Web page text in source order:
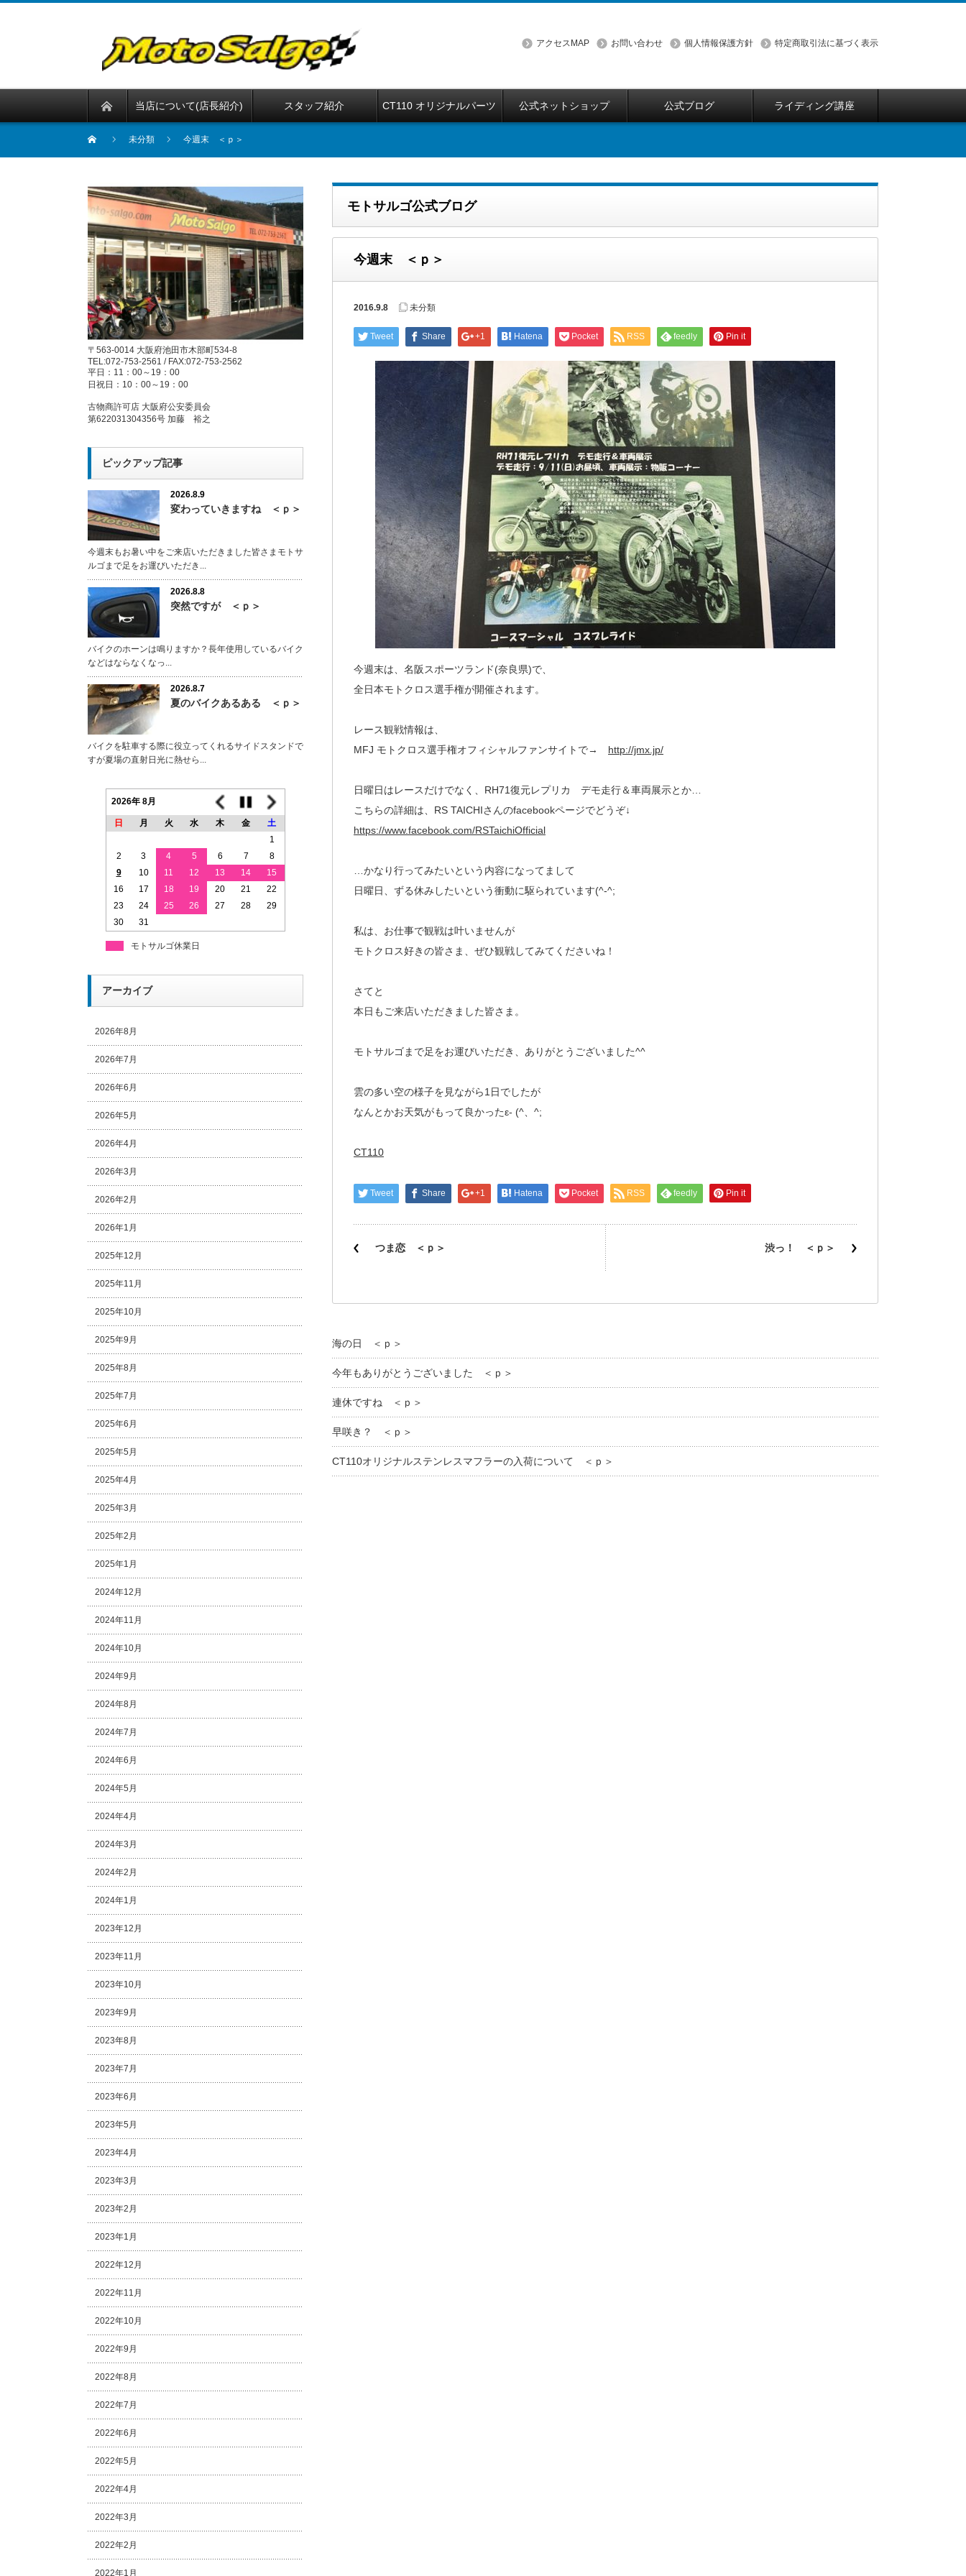
アクセスMAP お問い合わせ 個人情報保護方針 特定商取引法に基づく表示
当店について(店長紹介) スタッフ紹介 CT110 オリジナルパーツ 公式ネットショップ 公式ブログ ライディング講座
未分類 今週末 ＜ｐ＞
モトサルゴ公式ブログ
今週末 ＜ｐ＞
2016.9.8 未分類
Tweet Share +1 Hatena Pocket RSS feedly Pin it
今週末は、名阪スポーツランド(奈良県)で、
全日本モトクロス選手権が開催されます。
レース観戦情報は、
MFJ モトクロス選手権オフィシャルファンサイトで→ http://jmx.jp/
日曜日はレースだけでなく、RH71復元レプリカ デモ走行＆車両展示とか…
こちらの詳細は、RS TAICHIさんのfacebookページでどうぞ↓
https://www.facebook.com/RSTaichiOfficial
…かなり行ってみたいという内容になってまして
日曜日、ずる休みしたいという衝動に駆られています(^-^;
私は、お仕事で観戦は叶いませんが
モトクロス好きの皆さま、ぜひ観戦してみてくださいね！
さてと
本日もご来店いただきました皆さま。
モトサルゴまで足をお運びいただき、ありがとうございました^^
雲の多い空の様子を見ながら1日でしたが
なんとかお天気がもって良かったε- (^、^;
CT110
Tweet Share +1 Hatena Pocket RSS feedly Pin it
つま恋 ＜ｐ＞ 渋っ！ ＜ｐ＞
海の日 ＜ｐ＞
今年もありがとうございました ＜ｐ＞
連休ですね ＜ｐ＞
早咲き？ ＜ｐ＞
CT110オリジナルステンレスマフラーの入荷について ＜ｐ＞
〒563-0014 大阪府池田市木部町534-8
TEL:072-753-2561 / FAX:072-753-2562
平日：11：00～19：00
日祝日：10：00～19：00
古物商許可店 大阪府公安委員会
第622031304356号 加藤 裕之
ピックアップ記事
2026.8.9
変わっていきますね ＜ｐ＞
今週末もお暑い中をご来店いただきました皆さまモトサ
ルゴまで足をお運びいただき...
2026.8.8
突然ですが ＜ｐ＞
バイクのホーンは鳴りますか？長年使用しているバイク
などはならなくなっ...
2026.8.7
夏のバイクあるある ＜ｐ＞
バイクを駐車する際に役立ってくれるサイドスタンドで
すが夏場の直射日光に熱せら...
2026年 8月
日 月 火 水 木 金
土
1
2
3 4 5 6 7
8
9
10 11 12 13 14
15
16
17 18 19 20 21
22
23
24 25 26 27 28
29
30
31
モトサルゴ休業日
アーカイブ
2026年8月
2026年7月
2026年6月
2026年5月
2026年4月
2026年3月
2026年2月
2026年1月
2025年12月
2025年11月
2025年10月
2025年9月
2025年8月
2025年7月
2025年6月
2025年5月
2025年4月
2025年3月
2025年2月
2025年1月
2024年12月
2024年11月
2024年10月
2024年9月
2024年8月
2024年7月
2024年6月
2024年5月
2024年4月
2024年3月
2024年2月
2024年1月
2023年12月
2023年11月
2023年10月
2023年9月
2023年8月
2023年7月
2023年6月
2023年5月
2023年4月
2023年3月
2023年2月
2023年1月
2022年12月
2022年11月
2022年10月
2022年9月
2022年8月
2022年7月
2022年6月
2022年5月
2022年4月
2022年3月
2022年2月
2022年1月